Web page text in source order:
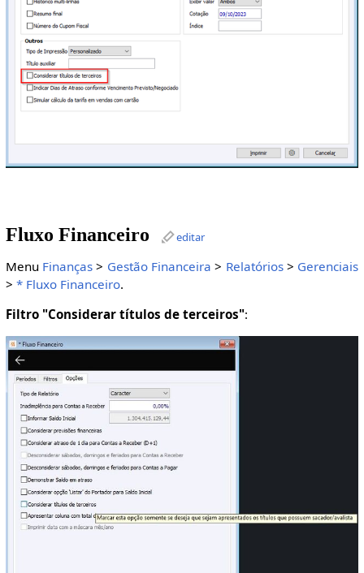
Fluxo Financeiro editar
Menu Finanças > Gestão Financeira > Relatórios> Gerenciais
> * Fluxo Financeiro.
Filtro "Considerar títulos de terceiros":